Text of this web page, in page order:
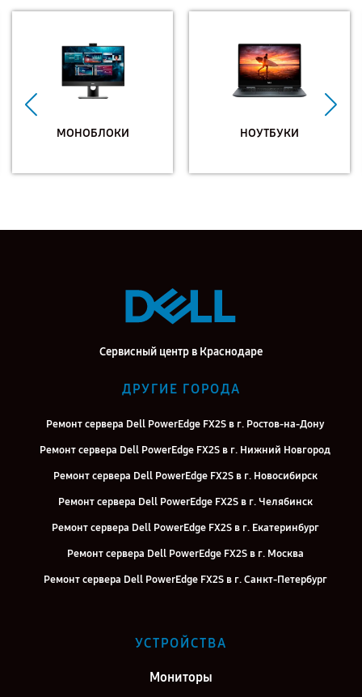
МОНОБЛОКИ НОУТБУКИ
Сервисный центр в Краснодаре
ДРУГИЕ ГОРОДА
Ремонт сервера Dell PowerEdge FX2S в г. Ростов-на-Дону
Ремонт сервера Dell PowerEdge FX2S в г. Нижний Новгород
Ремонт сервера Dell PowerEdge FX2S в г. Новосибирск
Ремонт сервера Dell PowerEdge FX2S в г. Челябинск
Ремонт сервера Dell PowerEdge FX2S в г. Екатеринбург
Ремонт сервера Dell PowerEdge FX2S в г. Москва
Ремонт сервера Dell PowerEdge FX2S в г. Санкт-Петербург
УСТРОЙСТВА
Мониторы